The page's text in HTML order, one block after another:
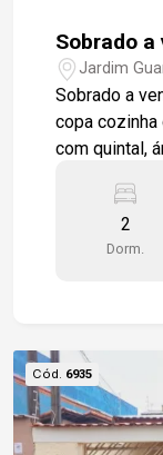
Sobrado
Jardim
Sobrado a
copa cozinha
com quintal,
superior
piso
cobertos.
2
Dorm.
Cód. 6935